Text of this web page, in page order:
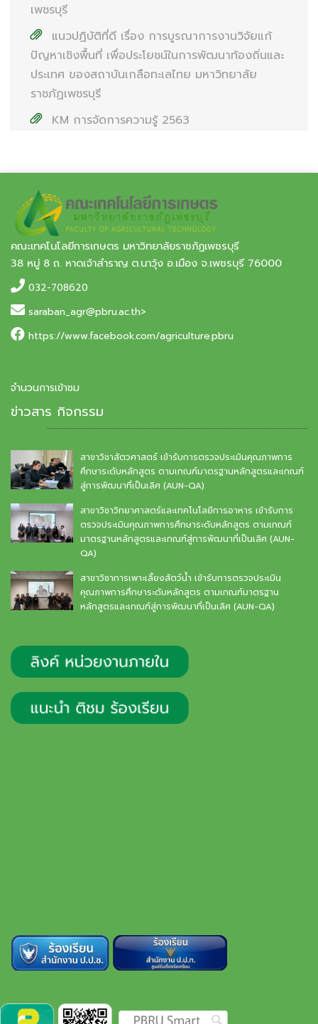
เพชรบุรี
แนวปฏิบัติที่ดี เรื่อง การบูรณาการงานวิจัยแก้
ปัญหาเชิงพื้นที่ เพื่อประโยชน์ในการพัฒนาท้องถิ่นและ
ประเทศ ของสถาบันเกลือทะเลไทย มหาวิทยาลัย
ราชภัฏเพชรบุรี
KM การจัดการความรู้ 2563
คณะเทคโนโลยีการเกษตร มหาวิทยาลัยราชภัฏเพชรบุรี
38 หมู่ 8 ถ. หาดเจ้าสำราญ ต.นาวุ้ง อ.เมือง จ.เพชรบุรี 76000
032-708620
saraban_agr@pbru.ac.th>
https://www.facebook.com/agriculture.pbru
จำนวนการเข้าชม
ข่าวสาร กิจกรรม
สาขาวิชาสัตวศาสตร์ เข้ารับการตรวจประเมินคุณภาพการ
ศึกษาระดับหลักสูตร ตามเกณฑ์มาตรฐานหลักสูตรและเกณฑ์
สู่การพัฒนาที่เป็นเลิศ (AUN-QA)
สาขาวิชาวิทยาศาสตร์และเทคโนโลยีการอาหาร เข้ารับการ
ตรวจประเมินคุณภาพการศึกษาระดับหลักสูตร ตามเกณฑ์
มาตรฐานหลักสูตรและเกณฑ์สู่การพัฒนาที่เป็นเลิศ (AUN-
QA)
สาขาวิชาการเพาะเลี้ยงสัตว์น้ำ เข้ารับการตรวจประเมิน
คุณภาพการศึกษาระดับหลักสูตร ตามเกณฑ์มาตรฐาน
หลักสูตรและเกณฑ์สู่การพัฒนาที่เป็นเลิศ (AUN-QA)